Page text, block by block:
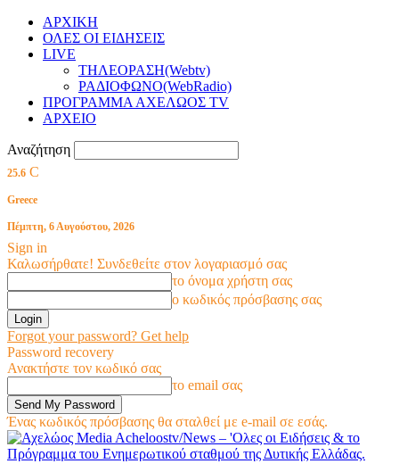
ΑΡΧΙΚΗ
ΟΛΕΣ ΟΙ ΕΙΔΗΣΕΙΣ
LIVE
ΤΗΛΕΟΡΑΣΗ(Webtv)
ΡΑΔΙΟΦΩΝΟ(WebRadio)
ΠΡΟΓΡΑΜΜΑ ΑΧΕΛΩΟΣ TV
ΑΡΧΕΙΟ
Αναζήτηση
25.6 C
Greece
Πέμπτη, 6 Αυγούστου, 2026
Sign in
Καλωσήρθατε! Συνδεθείτε στον λογαριασμό σας
το όνομα χρήστη σας
ο κωδικός πρόσβασης σας
Forgot your password? Get help
Password recovery
Ανακτήστε τον κωδικό σας
το email σας
Ένας κωδικός πρόσβασης θα σταλθεί με e-mail σε εσάς.
Acheloostv/News – 'Ολες οι Ειδήσεις & το
Πρόγραμμα του Ενημερωτικού σταθμού της Δυτικής Ελλάδας.